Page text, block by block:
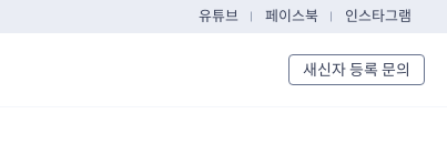
유튜브 페이스북 인스타그램
새신자 등록 문의